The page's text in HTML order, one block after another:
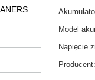
Model
Napięcie
Producent: